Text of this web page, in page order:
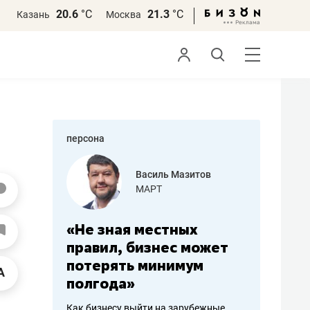
Казань 20.6 °С Москва 21.3 °С
персона
работа
Василь Мазитов
МАРТ
«Не зная местных
правил, бизнес может
потерять минимум
полгода»